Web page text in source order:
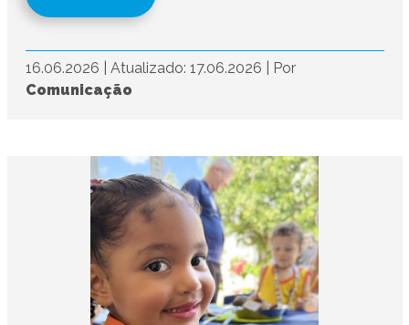
16.06.2026 Atualizado: 17.06.2026
Por
Comunicação